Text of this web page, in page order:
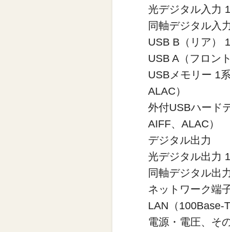
光デジタル入力
同軸デジタル入
USB B（リア）
USB A（フロン
USBメモリー 1
ALAC）
外付USBハード
AIFF、ALAC）
デジタル出力
光デジタル出力
同軸デジタル出
ネットワーク端
LAN（100Base-
電源・電圧、そ